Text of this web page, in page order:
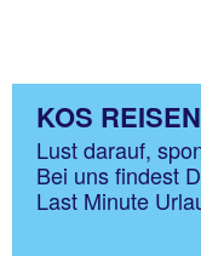
KOS
Lust darauf,
Bei uns findest
Last Minute